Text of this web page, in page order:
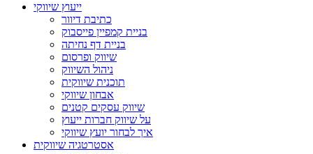
ייעוץ שיווקי
כתיבת דיוור
בניית קמפיין פייסבוק
בניית דף נחיתה
שיווק ופרסום
ניהול השיווק
תוכנית שיווקית
אבחון שיווקי
שיווק עסקים קטנים
על שיווק חברות ייעוץ
איך לבחור יועץ שיווקי
אסטרטגיה שיווקית